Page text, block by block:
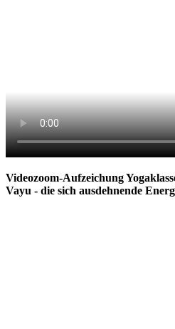
Videozoom-Aufzeichung
Vayu - die sich ausdehnende